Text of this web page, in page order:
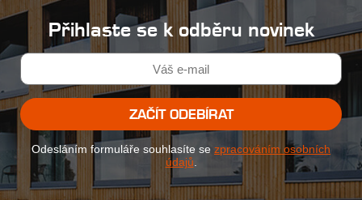
Přihlaste se k odběru novinek
ZAČÍT ODEBÍRAT
Odesláním formuláře souhlasíte se zpracováním osobních
údajů.